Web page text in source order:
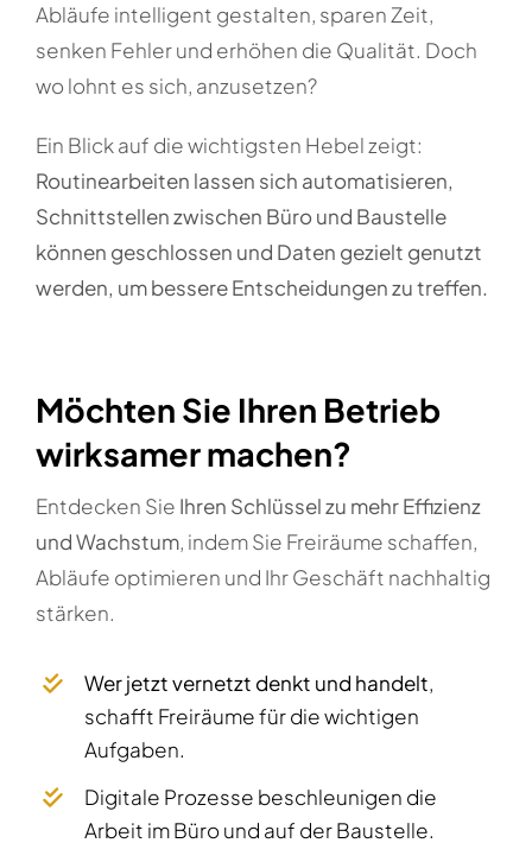
Abläufe intelligent gestalten, sparen Zeit,
senken Fehler und erhöhen die Qualität. Doch
wo lohnt es sich, anzusetzen?
Ein Blick auf die wichtigsten Hebel zeigt:
Routinearbeiten lassen sich automatisieren,
Schnittstellen zwischen Büro und Baustelle
können geschlossen und Daten gezielt genutzt
werden, um bessere Entscheidungen zu treffen.
Möchten Sie Ihren Betrieb
wirksamer machen?
Entdecken Sie Ihren Schlüssel zu mehr Effizienz
und Wachstum, indem Sie Freiräume schaffen,
Abläufe optimieren und Ihr Geschäft nachhaltig
stärken.
Wer jetzt vernetzt denkt und handelt,
schafft Freiräume für die wichtigen
Aufgaben.
Digitale Prozesse beschleunigen die
Arbeit im Büro und auf der Baustelle.